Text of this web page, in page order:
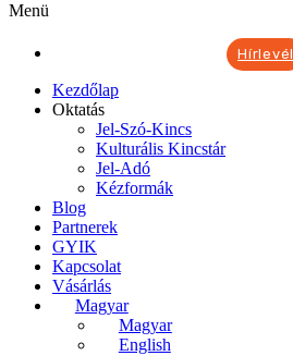
Menü
Hírlevél
Kezdőlap
Oktatás
Jel-Szó-Kincs
Kulturális Kincstár
Jel-Adó
Kézformák
Blog
Partnerek
GYIK
Kapcsolat
Vásárlás
Magyar
Magyar
English